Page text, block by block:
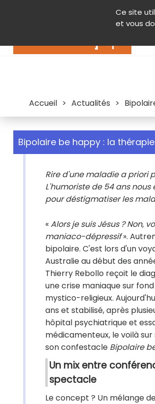
Ce site
et vous
Contenu Aide et
Accueil > Actualités >
Bipolaire be happy : la
Rire d'une maladie a priori
L'humoriste de 54 ans
pour déstigmatiser les
«Alors je suis Jésus ? Non,
maniaco-dépressif».
bipolaire. C'est lors d'un
Australie au début des
Thierry Rebollo reçoit le
une crise maniaque sur
mystico-religieux.
ans et stabilisé, après
hôpital psychiatrique et
médicamenteux, le voilà
son confestacle Bipolaire
Un mix entre
spectacle
Le concept ? Un mélange